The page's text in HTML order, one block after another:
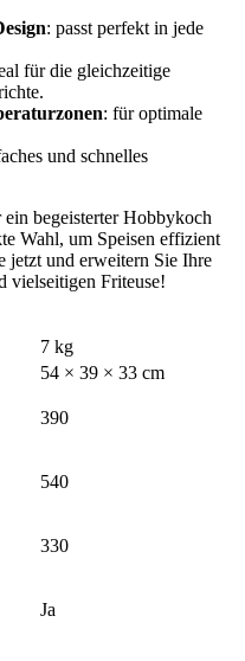
: passt perfekt in jede
für die gleichzeitige
: für optimale
und schnelles
begeisterter Hobbykoch
Wahl, um Speisen effizient
jetzt und erweitern Sie Ihre
vielseitigen Friteuse!
7 kg
54 × 39 × 33 cm
390
540
330
Ja